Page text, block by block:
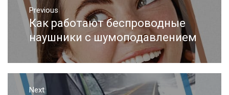
Навигация
записям
Previous
Previous
post:
Как работают беспроводные
наушники с шумоподавлением
Next